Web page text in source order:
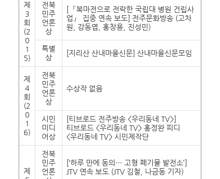
제
3
회
(2
0
1
5)
전북
민주
언론
상
[『복마전으로 전락한 국립대 병원 건립사
업』 집중 연속 보도] 전주문화방송 (고차
원, 강동엽, 홍창용, 진성민)
특별
상
[지리산 산내마을신문] 산내마을신문모임
제
4
회
(2
0
1
6)
전북
민주
언론
상
수상작 없음
시민
미디
어상
[티브로드 전주방송 <우리동네 TV>]
티브로드 <우리동네 TV> 홍정완 피디
<우리동네 TV> 시민제작단
제
전북
민주
언론
[‘하루 만에 동의… 고형 폐기물 발전소’]
JTV 연속 보도 (JTV 김철, 나금동 기자)